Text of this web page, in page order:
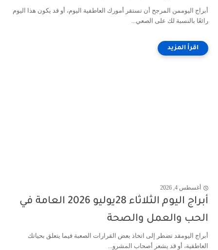
أبراج اليوممن المرجح أن تستقر أمورك العاطفية اليوم، أو قد يكون هذا اليوم
رائعًا بالنسبة لك على الصعي...
أغسطس 4, 2026
أبراج اليوم الثلاثاء 28يوليو 2026 العامة في
الحب والعمل والصحة
أبراج اليومقد تضطر إلى اتخاذ بعض القرارات الصعبة فيما يتعلق بحياتك
العاطفية، أو قد يشعر أصحاب المشرو...